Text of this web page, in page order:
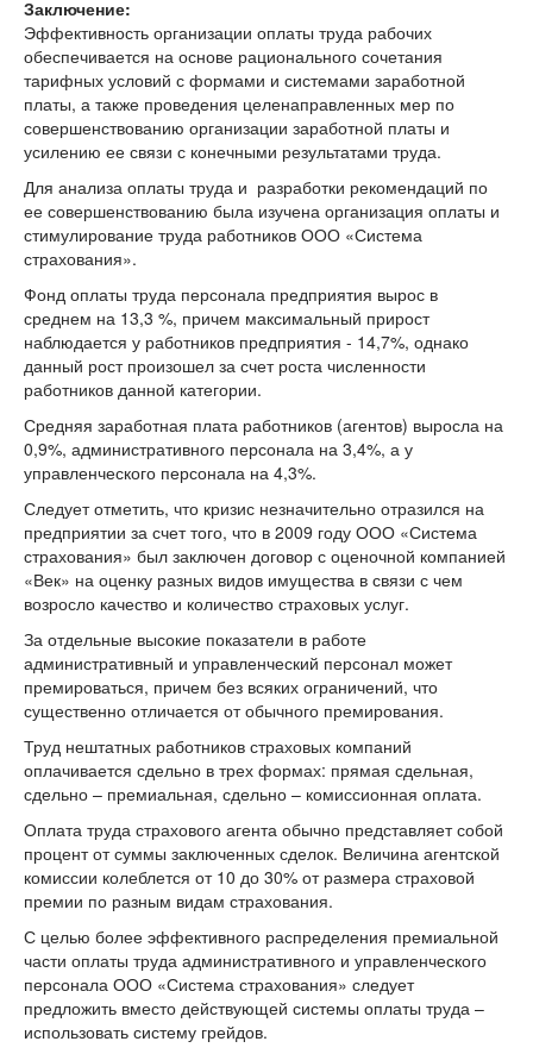
Заключение:
Эффективность организации оплаты труда рабочих
обеспечивается на основе рационального сочетания
тарифных условий с формами и системами заработной
платы, а также проведения целенаправленных мер по
совершенствованию организации заработной платы и
усилению ее связи с конечными результатами труда.
Для анализа оплаты труда и разработки рекомендаций по
ее совершенствованию была изучена организация оплаты и
стимулирование труда работников ООО «Система
страхования».
Фонд оплаты труда персонала предприятия вырос в
среднем на 13,3 %, причем максимальный прирост
наблюдается у работников предприятия - 14,7%, однако
данный рост произошел за счет роста численности
работников данной категории.
Средняя заработная плата работников (агентов) выросла на
0,9%, административного персонала на 3,4%, а у
управленческого персонала на 4,3%.
Следует отметить, что кризис незначительно отразился на
предприятии за счет того, что в 2009 году ООО «Система
страхования» был заключен договор с оценочной компанией
«Век» на оценку разных видов имущества в связи с чем
возросло качество и количество страховых услуг.
За отдельные высокие показатели в работе
административный и управленческий персонал может
премироваться, причем без всяких ограничений, что
существенно отличается от обычного премирования.
Труд нештатных работников страховых компаний
оплачивается сдельно в трех формах: прямая сдельная,
сдельно – премиальная, сдельно – комиссионная оплата.
Оплата труда страхового агента обычно представляет собой
процент от суммы заключенных сделок. Величина агентской
комиссии колеблется от 10 до 30% от размера страховой
премии по разным видам страхования.
С целью более эффективного распределения премиальной
части оплаты труда административного и управленческого
персонала ООО «Система страхования» следует
предложить вместо действующей системы оплаты труда –
использовать систему грейдов.